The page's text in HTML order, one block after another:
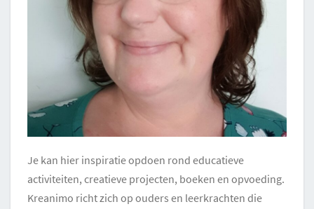
Je kan hier inspiratie opdoen rond educatieve
activiteiten, creatieve projecten, boeken en opvoeding.
Kreanimo richt zich op ouders en leerkrachten die